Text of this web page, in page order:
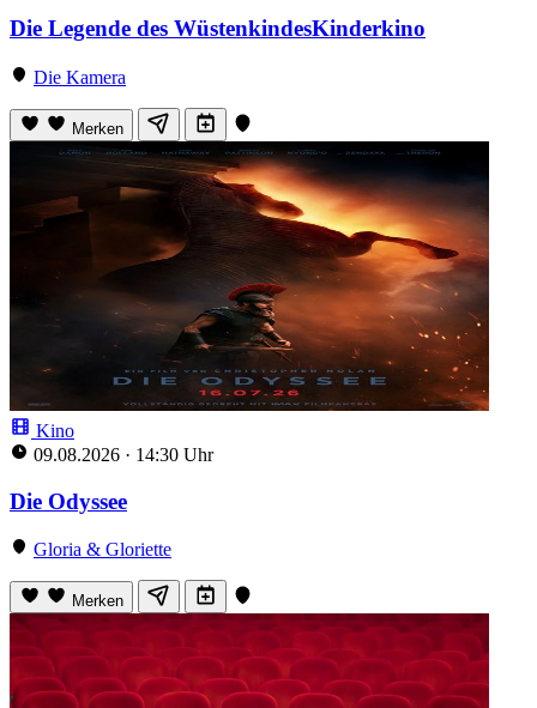
Die Legende des WüstenkindesKinderkino
Die Kamera
Merken
Kino
09.08.2026 · 14:30 Uhr
Die Odyssee
Gloria & Gloriette
Merken